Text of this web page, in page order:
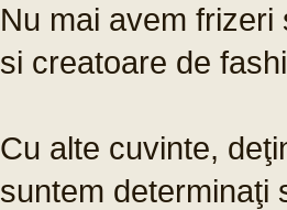
Nu mai avem
si creatoare de
Cu alte cuvinte,
suntem determinaţi